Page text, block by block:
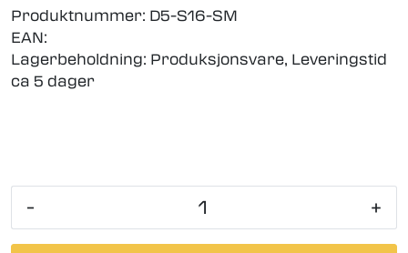
Produktnummer: D5-S16-SM
EAN:
Lagerbeholdning: Produksjonsvare, Leveringstid
ca 5 dager
- +